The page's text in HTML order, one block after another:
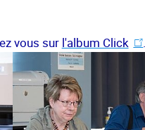
Show larger version
vous sur l'album Click .